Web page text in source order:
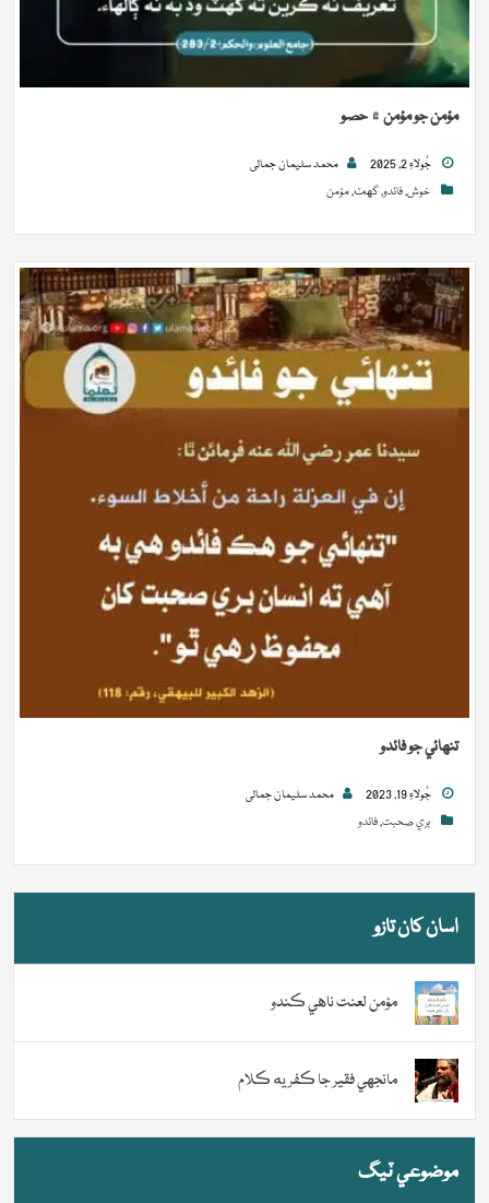
مؤمن جو مؤمن ۾ حصو
جُولاءِ 2, 2025
محمد سلیمان جمالی
خوش,فائدو,گهٽ,مؤمن
تنهائي جو فائدو
جُولاءِ 19, 2023
محمد سلیمان جمالی
بري صحبت,فائدو
اسان کان تازو
مؤمن لعنت ناهي ڪندو
مانجهي فقير جا ڪفريه ڪلام
موضوعي ٽيگ